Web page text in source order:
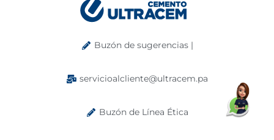
Buzón de sugerencias |
servicioalcliente@ultracem.pa
Buzón de Línea Ética